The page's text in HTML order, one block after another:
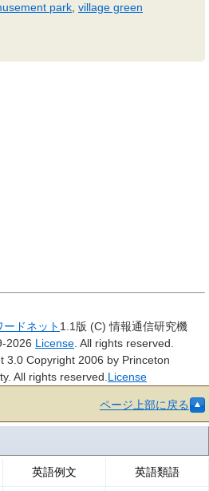
park village green
ードネット 1.1版 (C) 情報通信研究機
2026 License . All rights reserved.
3.0 Copyright 2006 by Princeton
All rights reserved. License
ページ上部に戻る
英語例文 英語類語